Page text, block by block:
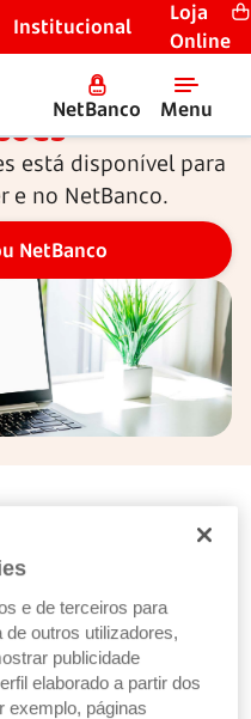
Institucional
Loja
Online
NetBanco Menu
está disponível para
e no NetBanco.
App Santander e no
> Documentos
disponível para
e de terceiros para
outros utilizadores,
publicidade
elaborado a partir dos
exemplo, páginas